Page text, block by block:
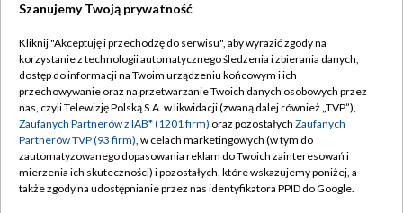
TVP
Abonament TVP
Emisja w TVP
Centrum informacji TVP
Naziemna Telewizja Cyfrowa
Regulamin TVP
Polityka prywatności
Moje zgody
Pomoc
Szanujemy Twoją prywatność
Kliknij "Akceptuję i przechodzę do serwisu", aby wyrazić zgody na
korzystanie z technologii automatycznego śledzenia i zbierania danych,
dostęp do informacji na Twoim urządzeniu końcowym i ich
przechowywanie oraz na przetwarzanie Twoich danych osobowych przez
nas, czyli Telewizję Polską S.A. w likwidacji (zwaną dalej również „TVP”),
Zaufanych Partnerów z IAB* (1201 firm) oraz pozostałych Zaufanych
Partnerów TVP (93 firm), w celach marketingowych (w tym do
zautomatyzowanego dopasowania reklam do Twoich zainteresowań i
mierzenia ich skuteczności) i pozostałych, które wskazujemy poniżej, a
także zgody na udostępnianie przez nas identyfikatora PPID do Google.